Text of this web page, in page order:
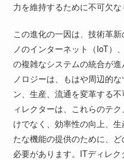
力を維持するために不可欠な
この進化の一因は、技術革
ノのインターネット（IoT）
の複雑なシステムの統合が
ノロジーは、もはや周辺的
ン、生産、流通を変革する
ィレクターは、これらのテ
けでなく、効率性の向上、
たな機能の提供のために、
必要があります。ITディレ